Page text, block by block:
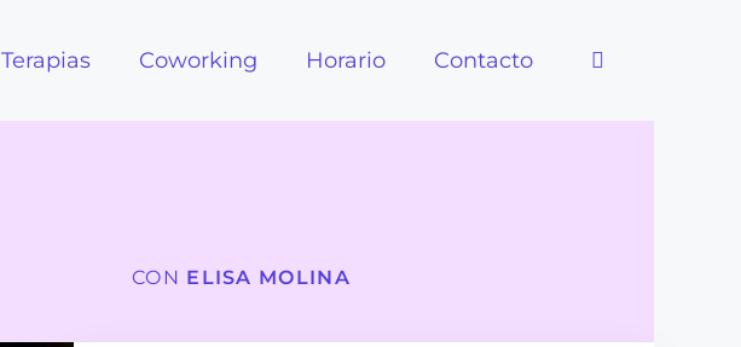
Terapias Coworking Horario Contacto
CON ELISA MOLINA